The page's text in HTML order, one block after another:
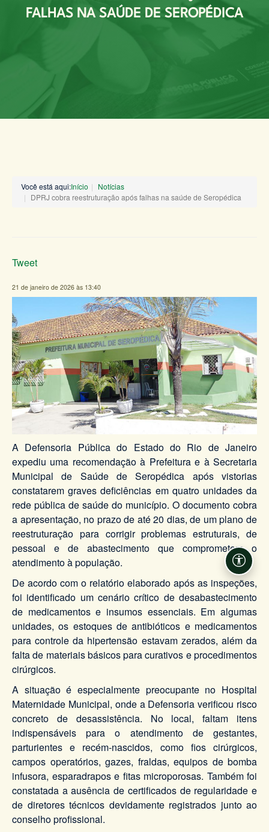
FALHAS NA SAÚDE DE SEROPÉDICA
Você está aqui:Início
Notícias
DPRJ cobra reestruturação após falhas na saúde de Seropédica
Tweet
21 de janeiro de 2026 às 13:40
A Defensoria Pública do Estado do Rio de Janeiro
expediu uma recomendação à Prefeitura e à Secretaria
Municipal de Saúde de Seropédica após vistorias
constatarem graves deficiências em quatro unidades da
rede pública de saúde do município. O documento cobra
a apresentação, no prazo de até 20 dias, de um plano de
reestruturação para corrigir problemas estruturais, de
pessoal e de abastecimento que comprometem o
atendimento à população.
De acordo com o relatório elaborado após as inspeções,
foi identificado um cenário crítico de desabastecimento
de medicamentos e insumos essenciais. Em algumas
unidades, os estoques de antibióticos e medicamentos
para controle da hipertensão estavam zerados, além da
falta de materiais básicos para curativos e procedimentos
cirúrgicos.
A situação é especialmente preocupante no Hospital
Maternidade Municipal, onde a Defensoria verificou risco
concreto de desassistência. No local, faltam itens
indispensáveis para o atendimento de gestantes,
parturientes e recém-nascidos, como fios cirúrgicos,
campos operatórios, gazes, fraldas, equipos de bomba
infusora, esparadrapos e fitas microporosas. Também foi
constatada a ausência de certificados de regularidade e
de diretores técnicos devidamente registrados junto ao
conselho profissional.